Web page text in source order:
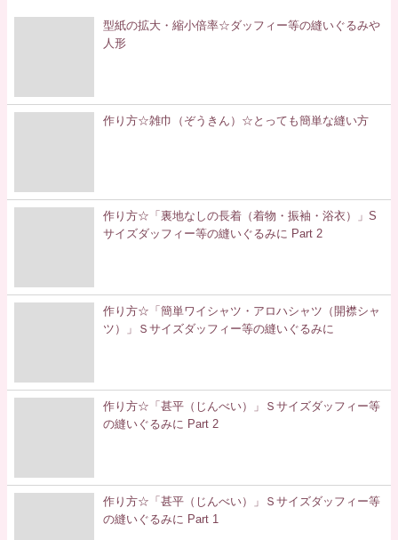
型紙の拡大・縮小倍率☆ダッフィー等の縫いぐるみや
人形
作り方☆雑巾（ぞうきん）☆とっても簡単な縫い方
作り方☆「裏地なしの長着（着物・振袖・浴衣）」S
サイズダッフィー等の縫いぐるみに Part 2
作り方☆「簡単ワイシャツ・アロハシャツ（開襟シャ
ツ）」Ｓサイズダッフィー等の縫いぐるみに
作り方☆「甚平（じんべい）」Ｓサイズダッフィー等
の縫いぐるみに Part 2
作り方☆「甚平（じんべい）」Ｓサイズダッフィー等
の縫いぐるみに Part 1